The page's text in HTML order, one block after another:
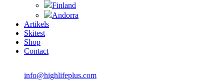
Finland
Andorra
Artikels
Skitest
Shop
Contact
info@highlifeplus.com